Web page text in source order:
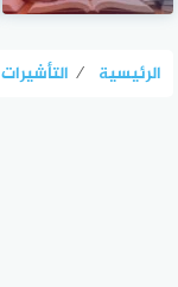
الرئيسية ⁄ التأشيرات